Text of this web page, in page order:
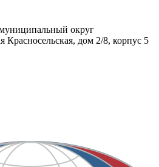
округ
Красносельская, дом 2/8, корпус 5